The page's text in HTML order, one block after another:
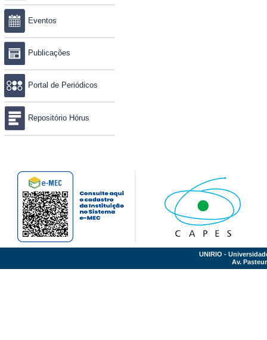
Eventos
Publicações
Portal de Periódicos
Repositório Hórus
UNIRIO -
Av.